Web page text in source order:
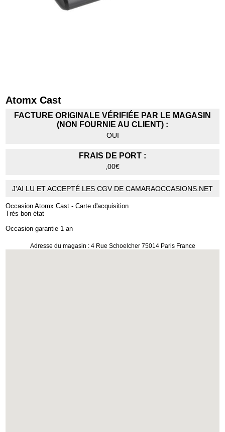
Atomx Cast
FACTURE ORIGINALE VÉRIFIÉE PAR LE MAGASIN
(NON FOURNIE AU CLIENT) :
OUI
FRAIS DE PORT :
,00€
J'AI LU ET ACCEPTÉ LES CGV DE CAMARAOCCASIONS.NET
Occasion Atomx Cast - Carte d'acquisition
Très bon état
Occasion garantie 1 an
Adresse du magasin : 4 Rue Schoelcher 75014 Paris France